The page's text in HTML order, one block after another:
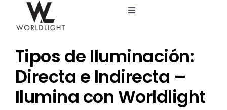
contenido
Toggle
Servicios
Catálogo
Tipos de Iluminación:
Directa e Indirecta –
Ilumina con Worldlight